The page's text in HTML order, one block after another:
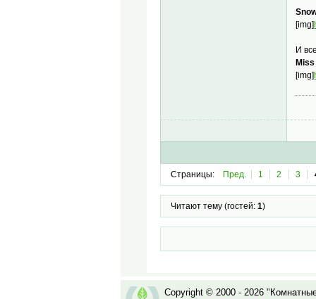
[img]
И
Miss
[img]
Страницы: Пред. 1 2 3
Читают тему (гостей: 1)
Copyright © 2000 - 2026